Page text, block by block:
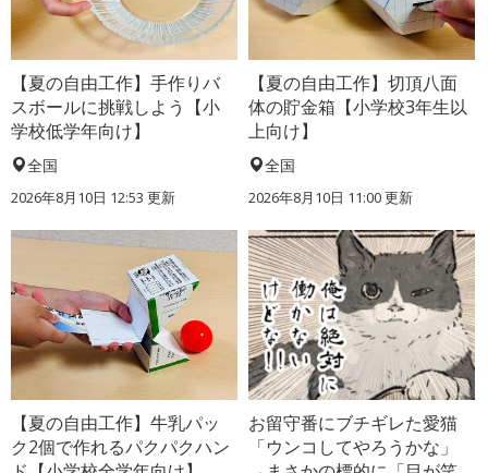
【夏の自由工作】手作りバ
スボールに挑戦しよう【小
学校低学年向け】
全国
2026年8月10日 12:53 更新
【夏の自由工作】切頂八面
体の貯金箱【小学校3年生以
上向け】
全国
2026年8月10日 11:00更新
【夏の自由工作】牛乳パッ
ク2個で作れるパクパクハン
お留守番にブチギレた愛猫
「ウンコしてやろうかな」